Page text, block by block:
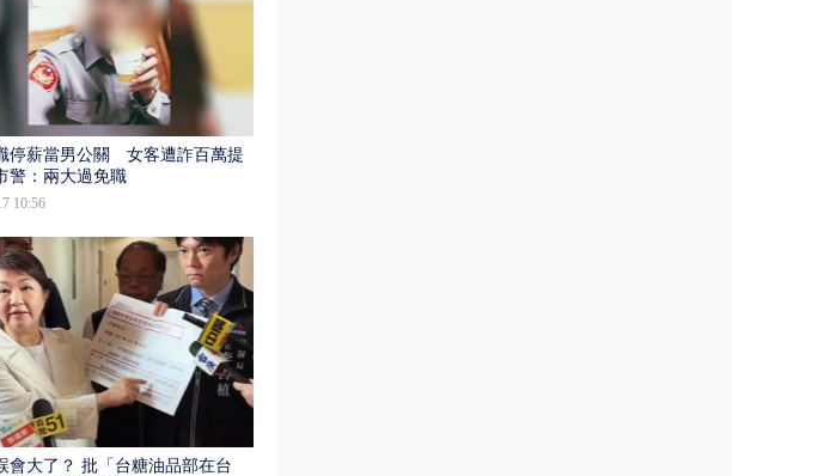
停薪當男公關 女客遭詐百萬提
警：兩大過免職
10:56
會大了？ 批「台糖油品部在台